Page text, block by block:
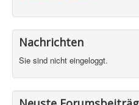
Nachrichten
Sie sind nicht eingeloggt.